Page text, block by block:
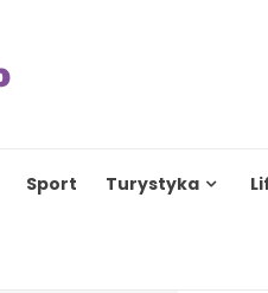
Sport Turystyka